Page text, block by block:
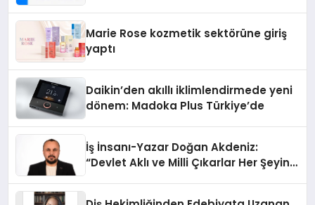
Marie Rose kozmetik sektörüne giriş
yaptı
Daikin’den akıllı iklimlendirmede yeni
dönem: Madoka Plus Türkiye’de
İş İnsanı-Yazar Doğan Akdeniz:
“Devlet Aklı ve Milli Çıkarlar Her Şeyin